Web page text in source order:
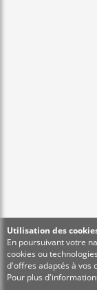
Utilisation des
En poursuivant votre
cookies ou
d'offres adaptés à vos
Pour plus